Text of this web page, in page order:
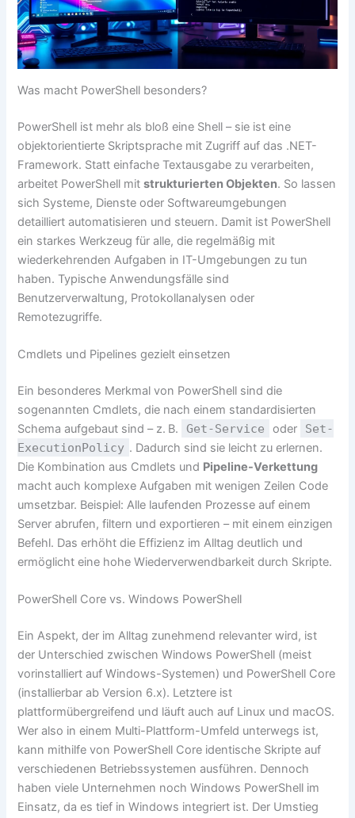
Was macht PowerShell besonders?
PowerShell ist mehr als bloß eine Shell – sie ist eine
objektorientierte Skriptsprache mit Zugriff auf das .NET-
Framework. Statt einfache Textausgabe zu verarbeiten,
arbeitet PowerShell mitstrukturierten Objekten. So lassen
sich Systeme, Dienste oder Softwareumgebungen
detailliert automatisieren und steuern. Damit ist PowerShell
ein starkes Werkzeug für alle, die regelmäßig mit
wiederkehrenden Aufgaben in IT-Umgebungen zu tun
haben. Typische Anwendungsfälle sind
Benutzerverwaltung, Protokollanalysen oder
Remotezugriffe.
Cmdlets und Pipelines gezielt einsetzen
Ein besonderes Merkmal von PowerShell sind die
sogenannten Cmdlets, die nach einem standardisierten
Schema aufgebaut sind – z. B.
Get-Service oder
Set-
ExecutionPolicy . Dadurch sind sie leicht zu erlernen.
Die Kombination aus Cmdlets und Pipeline-Verkettung
macht auch komplexe Aufgaben mit wenigen Zeilen Code
umsetzbar. Beispiel: Alle laufenden Prozesse auf einem
Server abrufen, filtern und exportieren – mit einem einzigen
Befehl. Das erhöht die Effizienz im Alltag deutlich und
ermöglicht eine hohe Wiederverwendbarkeit durch Skripte.
PowerShell Core vs. Windows PowerShell
Ein Aspekt, der im Alltag zunehmend relevanter wird, ist
der Unterschied zwischen Windows PowerShell (meist
vorinstalliert auf Windows-Systemen) und PowerShell Core
(installierbar ab Version 6.x). Letztere ist
plattformübergreifend und läuft auch auf Linux und macOS.
Wer also in einem Multi-Plattform-Umfeld unterwegs ist,
kann mithilfe von PowerShell Core identische Skripte auf
verschiedenen Betriebssystemen ausführen. Dennoch
haben viele Unternehmen noch Windows PowerShell im
Einsatz, da es tief in Windows integriert ist. Der Umstieg